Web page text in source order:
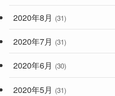
2020年8月 (31)
2020年7月 (31)
2020年6月 (30)
2020年5月 (31)